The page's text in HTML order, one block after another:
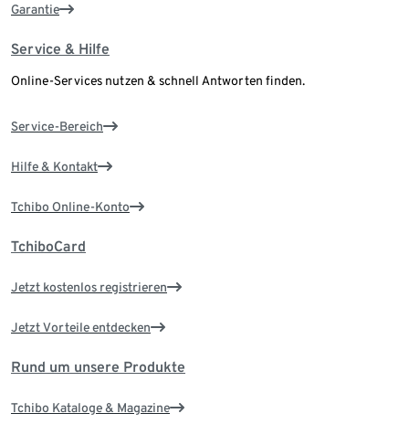
Garantie
Service & Hilfe
Online-Services nutzen & schnell Antworten finden.
Service-Bereich
Hilfe & Kontakt
Tchibo Online-Konto
TchiboCard
Jetzt kostenlos registrieren
Jetzt Vorteile entdecken
Rund um unsere Produkte
Tchibo Kataloge & Magazine